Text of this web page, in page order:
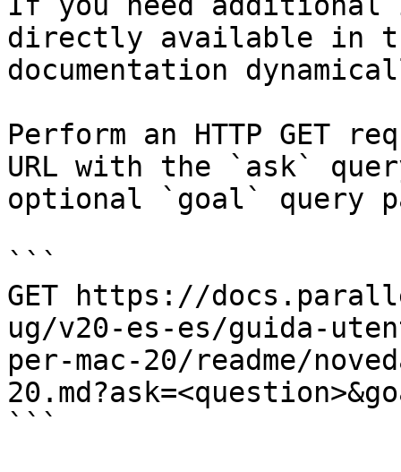
directly available in
documentation
Perform an HTTP GET
URL with the `ask`
optional `goal` query
```
GET https://
ug/v20-es-es/guida-
per-mac-20/readme/
```